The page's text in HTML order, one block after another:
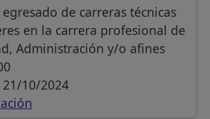
egresado de carreras técnicas
en la carrera profesional de
Administración y/o afines
21/10/2024